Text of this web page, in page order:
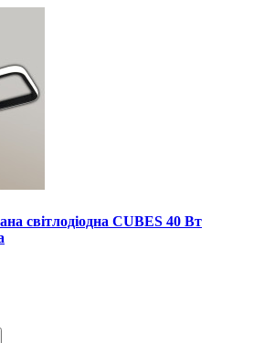
світлодіодна CUBES 40 Вт